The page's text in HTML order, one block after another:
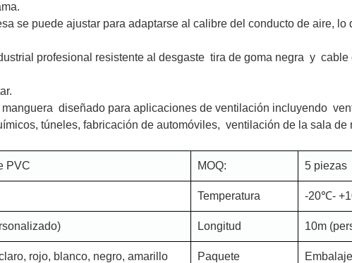
se puede ajustar para adaptarse al calibre del conducto de aire,
profesional resistente al desgaste tira de goma negra y
diseñado para aplicaciones de ventilación incluyendo
túneles, fabricación de automóviles, ventilación de la sala
PVC MOQ: 5 piezas
Temperatura -20℃-
Longitud 10m
rojo, blanco, negro, amarillo Paquete